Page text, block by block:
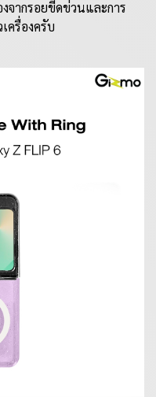
จากรอยขีดข่วนและการ
ครื่องครับ